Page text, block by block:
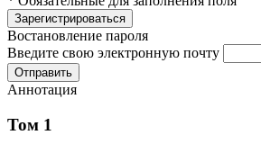
Востановление пароля
Введите свою электронную почту
Аннотация
Том 1